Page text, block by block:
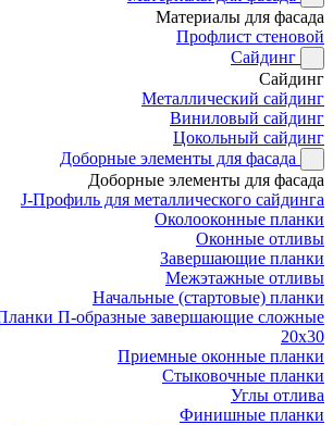
Материалы для фасада
Профлист стеновой
Сайдинг
Сайдинг
Металлический сайдинг
Виниловый сайдинг
Цокольный сайдинг
Доборные элементы для фасада
Доборные элементы для фасада
J-Профиль для металлического сайдинга
Околооконные планки
Оконные отливы
Завершающие планки
Межэтажные отливы
Начальные (стартовые) планки
П-образные завершающие сложные
20x30
Приемные оконные планки
Стыковочные планки
Углы отлива
Финишные планки